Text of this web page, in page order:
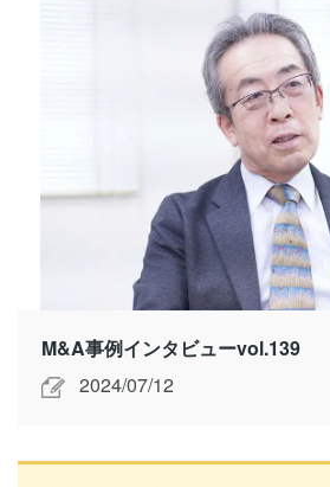
M&A事例インタビューvol.139
2024/07/12